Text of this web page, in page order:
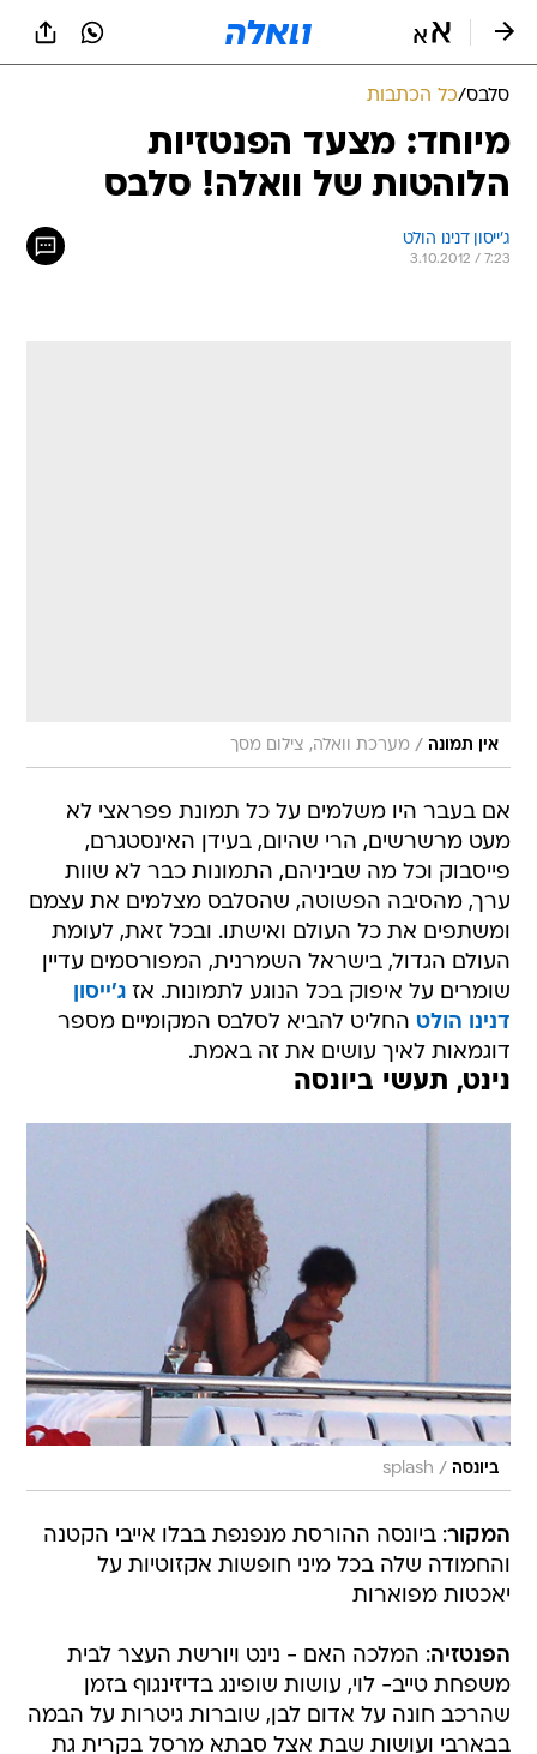
סלבס/כל הכתבות
מיוחד: מצעד הפנטזיות
הלוהטות של וואלה! סלבס
ג'ייסון דנינו הולט
3.10.2012 / 7:23
אין תמונה / מערכת וואלה, צילום מסך
אם בעבר היו משלמים על כל תמונת פפראצי לא
מעט מרשרשים, הרי שהיום, בעידן האינסטגרם,
פייסבוק וכל מה שביניהם, התמונות כבר לא שוות
ערך, מהסיבה הפשוטה, שהסלבס מצלמים את עצמם
ומשתפים את כל העולם ואישתו. ובכל זאת, לעומת
העולם הגדול, בישראל השמרנית, המפורסמים עדיין
שומרים על איפוק בכל הנוגע לתמונות. אזג'ייסון
דנינו הולט החליט להביא לסלבס המקומיים מספר
דוגמאות לאיך עושים את זה באמת.
נינט, תעשי ביונסה
ביונסה /
splash
המקור: ביונסה ההורסת מנפנפת בבלו אייבי הקטנה
והחמודה שלה בכל מיני חופשות אקזוטיות על
יאכטות מפוארות
הפנטזיה: המלכה האם - נינט ויורשת העצר לבית
משפחת טייב- לוי, עושות שופינג בדיזינגוף בזמן
שהרכב חונה על אדום לבן, שוברות גיטרות על הבמה
בבארבי ועושות שבת אצל סבתא מרסל בקרית גת